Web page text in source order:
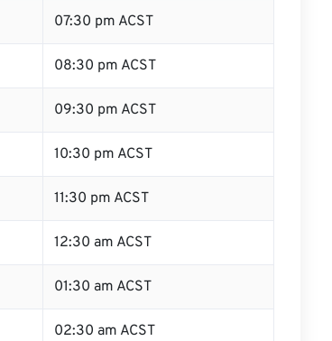
07:30 pm ACST
08:30 pm ACST
09:30 pm ACST
10:30 pm ACST
11:30 pm ACST
12:30 am ACST
01:30 am ACST
02:30 am ACST